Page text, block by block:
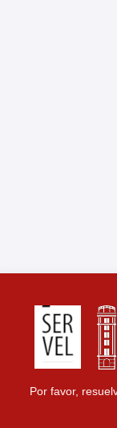
Por favor,